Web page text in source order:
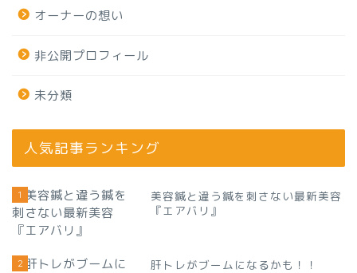
オーナーの想い
非公開プロフィール
未分類
人気記事ランキング
1
美容鍼と違う鍼を刺さない最新美容
『エアバリ』
2 肝トレがブームになるかも！！